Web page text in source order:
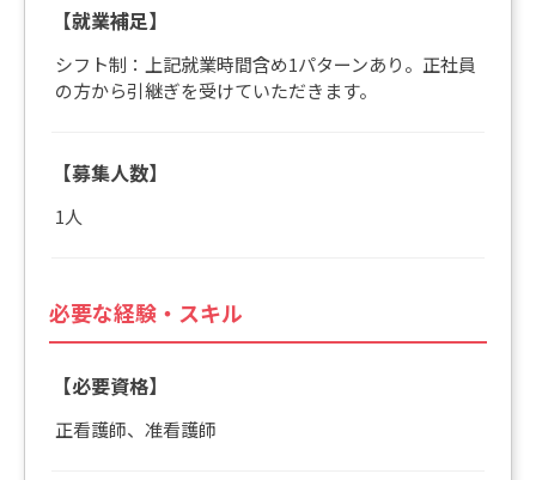
【就業補足】
シフト制：上記就業時間含め1パターンあり。正社員
の方から引継ぎを受けていただきます。
【募集人数】
1人
必要な経験・スキル
【必要資格】
正看護師、准看護師